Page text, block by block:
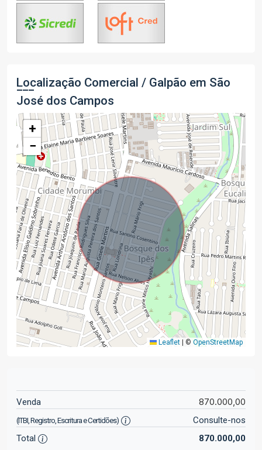
Localização Comercial / Galpão em São
José dos Campos
+
−
Leaflet © OpenStreetMap
Venda 870.000,00
(ITBI, Registro, Escritura e Certidões)
Consulte-nos
Total
870.000,00